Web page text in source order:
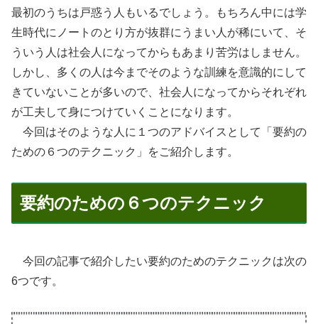
最初のうちは戸惑う人もいるでしょう。もちろん中には学
生時代にノートのとり方が抜群にうまい人が稀にいて、そ
ういう人は社会人になってからもあまり苦労はしません。
しかし、多くの人は今までそのような訓練を意識的にして
きていないことが多いので、社会人になってからそれぞれ
が工夫して身につけていくことになります。
今回はそのような人に１つのアドバイスとして「要約の
ための６つのテクニック」をご紹介します。
要約のための６つのテクニック
今回の記事で紹介したい要約のためのテクニックは次の
6つです。